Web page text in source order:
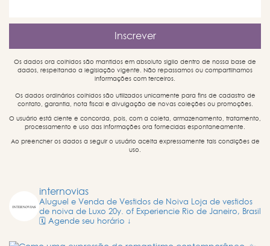
Os dados ora colhidos são mantidos em absoluto sigilo dentro de nossa base de
dados, respeitando a legislação vigente. Não repassamos ou compartilhamos
informações com terceiros.
Os dados ordinários colhidos são utilizados unicamente para fins de cadastro de
contato, garantia, nota fiscal e divulgação de novas coleções ou promoções.
O usuário está ciente e concorda, pois, com a coleta, armazenamento, tratamento,
processamento e uso das informações ora fornecidas espontaneamente.
Ao preencher os dados a seguir o usuário aceita expressamente tais condições de
uso.
internovias
Aluguel e Venda de Vestidos de Noiva Loja de vestidos
de noiva de Luxo 20y. of Experiencie Rio de Janeiro, Brasil
🗓️ Agende seu horário ↓